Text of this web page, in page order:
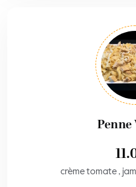
crème tomate ,